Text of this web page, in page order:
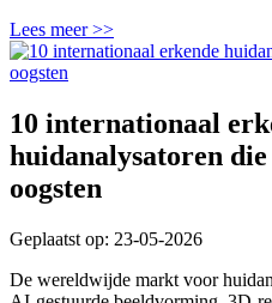
Lees meer >>
10 internationaal
huidanalysatoren
oogsten
Geplaatst op: 23-05-2026
De wereldwijde markt voor